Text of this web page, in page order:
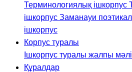
Терминологиялық ішкорпус
ішкорпус Заманауи
ішкорпус
Корпус туралы
Ішкорпус туралы жалпы
Құралдар